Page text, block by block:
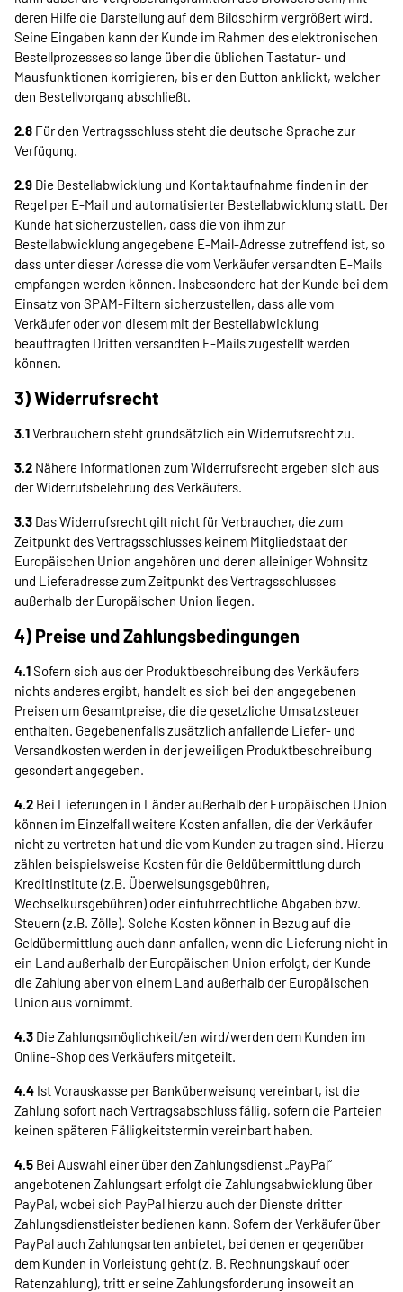
deren Hilfe die Darstellung auf dem Bildschirm vergrößert wird.
Seine Eingaben kann der Kunde im Rahmen des elektronischen
Bestellprozesses so lange über die üblichen Tastatur- und
Mausfunktionen korrigieren, bis er den Button anklickt, welcher
den Bestellvorgang abschließt.
2.8 Für den Vertragsschluss steht die deutsche Sprache zur
Verfügung.
2.9 Die Bestellabwicklung und Kontaktaufnahme finden in der
Regel per E-Mail und automatisierter Bestellabwicklung statt. Der
Kunde hat sicherzustellen, dass die von ihm zur
Bestellabwicklung angegebene E-Mail-Adresse zutreffend ist, so
dass unter dieser Adresse die vom Verkäufer versandten E-Mails
empfangen werden können. Insbesondere hat der Kunde bei dem
Einsatz von SPAM-Filtern sicherzustellen, dass alle vom
Verkäufer oder von diesem mit der Bestellabwicklung
beauftragten Dritten versandten E-Mails zugestellt werden
können.
3) Widerrufsrecht
3.1Verbrauchern steht grundsätzlich ein Widerrufsrecht zu.
3.2 Nähere Informationen zum Widerrufsrecht ergeben sich aus
der Widerrufsbelehrung des Verkäufers.
3.3 Das Widerrufsrecht gilt nicht für Verbraucher, die zum
Zeitpunkt des Vertragsschlusses keinem Mitgliedstaat der
Europäischen Union angehören und deren alleiniger Wohnsitz
und Lieferadresse zum Zeitpunkt des Vertragsschlusses
außerhalb der Europäischen Union liegen.
4) Preise und Zahlungsbedingungen
4.1Sofern sich aus der Produktbeschreibung des Verkäufers
nichts anderes ergibt, handelt es sich bei den angegebenen
Preisen um Gesamtpreise, die die gesetzliche Umsatzsteuer
enthalten. Gegebenenfalls zusätzlich anfallende Liefer- und
Versandkosten werden in der jeweiligen Produktbeschreibung
gesondert angegeben.
4.2 Bei Lieferungen in Länder außerhalb der Europäischen Union
können im Einzelfall weitere Kosten anfallen, die der Verkäufer
nicht zu vertreten hat und die vom Kunden zu tragen sind. Hierzu
zählen beispielsweise Kosten für die Geldübermittlung durch
Kreditinstitute (z.B. Überweisungsgebühren,
Wechselkursgebühren) oder einfuhrrechtliche Abgaben bzw.
Steuern (z.B. Zölle). Solche Kosten können in Bezug auf die
Geldübermittlung auch dann anfallen, wenn die Lieferung nicht in
ein Land außerhalb der Europäischen Union erfolgt, der Kunde
die Zahlung aber von einem Land außerhalb der Europäischen
Union aus vornimmt.
4.3 Die Zahlungsmöglichkeit/en wird/werden dem Kunden im
Online-Shop des Verkäufers mitgeteilt.
4.4 Ist Vorauskasse per Banküberweisung vereinbart, ist die
Zahlung sofort nach Vertragsabschluss fällig, sofern die Parteien
keinen späteren Fälligkeitstermin vereinbart haben.
4.5 Bei Auswahl einer über den Zahlungsdienst „PayPal“
angebotenen Zahlungsart erfolgt die Zahlungsabwicklung über
PayPal, wobei sich PayPal hierzu auch der Dienste dritter
Zahlungsdienstleister bedienen kann. Sofern der Verkäufer über
PayPal auch Zahlungsarten anbietet, bei denen er gegenüber
dem Kunden in Vorleistung geht (z. B. Rechnungskauf oder
Ratenzahlung), tritt er seine Zahlungsforderung insoweit an